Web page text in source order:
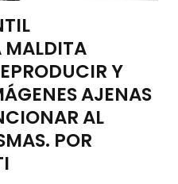
MALDITA
Y
AJENAS
AL
POR